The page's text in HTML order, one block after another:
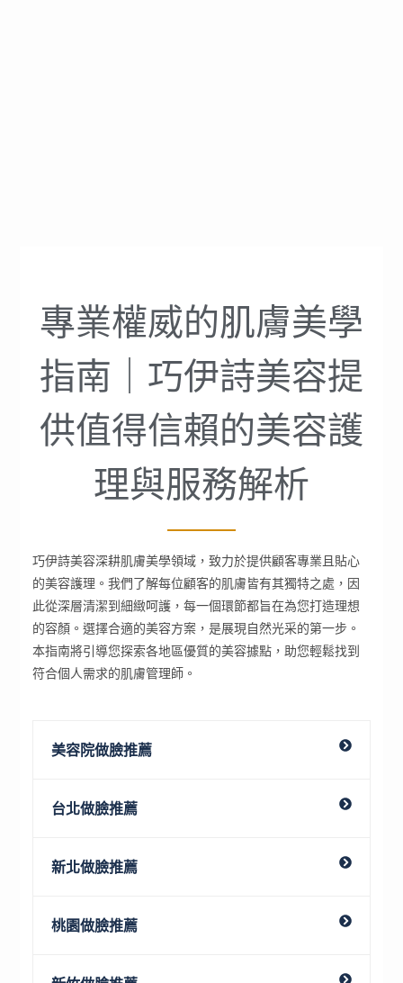
專業權威的肌膚美學
指南｜巧伊詩美容提
供值得信賴的美容護
理與服務解析
巧伊詩美容深耕肌膚美學領域，致力於提供顧客專業且貼心
的美容護理。我們了解每位顧客的肌膚皆有其獨特之處，因
此從深層清潔到細緻呵護，每一個環節都旨在為您打造理想
的容顏。選擇合適的美容方案，是展現自然光采的第一步。
本指南將引導您探索各地區優質的美容據點，助您輕鬆找到
符合個人需求的肌膚管理師。
美容院做臉推薦
台北做臉推薦
新北做臉推薦
桃園做臉推薦